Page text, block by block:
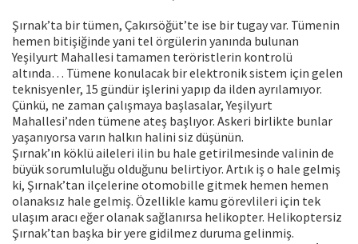
Şırnak’ta bir tümen, Çakırsöğüt’te ise bir tugay var. Tümenin
hemen bitişiğinde yani tel örgülerin yanında bulunan
Yeşilyurt Mahallesi tamamen teröristlerin kontrolü
altında… Tümene konulacak bir elektronik sistem için gelen
teknisyenler, 15 gündür işlerini yapıp da ilden ayrılamıyor.
Çünkü, ne zaman çalışmaya başlasalar, Yeşilyurt
Mahallesi’nden tümene ateş başlıyor. Askeri birlikte bunlar
yaşanıyorsa varın halkın halini siz düşünün.
Şırnak’ın köklü aileleri ilin bu hale getirilmesinde valinin de
büyük sorumluluğu olduğunu belirtiyor. Artık iş o hale gelmiş
ki, Şırnak’tan ilçelerine otomobille gitmek hemen hemen
olanaksız hale gelmiş. Özellikle kamu görevlileri için tek
ulaşım aracı eğer olanak sağlanırsa helikopter. Helikoptersiz
Şırnak’tan başka bir yere gidilmez duruma gelinmiş.